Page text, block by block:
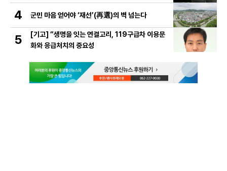
4 군민 마음 얻어야 ‘재선’(再選)의 벽 넘는다
5
[기고] “생명을 잇는 연결고리, 119구급차 이용문
화와 응급처치의 중요성